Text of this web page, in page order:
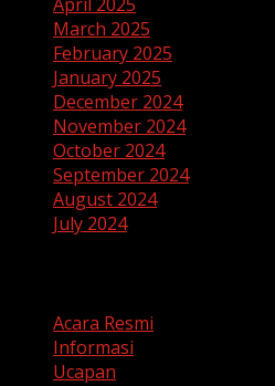
March 2025
February 2025
January 2025
December 2024
November 2024
October 2024
September 2024
August 2024
July 2024
Acara Resmi
Informasi
Ucapan